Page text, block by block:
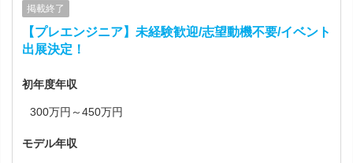
掲載終了
【プレエンジニア】未経験歓迎/志望動機不要/イベント
出展決定！
初年度年収
300万円～450万円
モデル年収